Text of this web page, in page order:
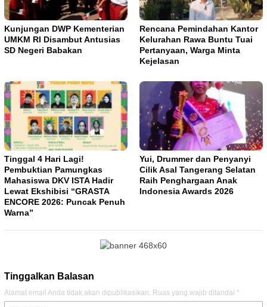
Kunjungan DWP Kementerian
UMKM RI Disambut Antusias
SD Negeri Babakan
Rencana Pemindahan Kantor
Kelurahan Rawa Buntu Tuai
Pertanyaan, Warga Minta
Kejelasan
Tinggal 4 Hari Lagi!
Pembuktian Pamungkas
Mahasiswa DKV ISTA Hadir
Lewat Ekshibisi “GRASTA
ENCORE 2026: Puncak Penuh
Warna”
Yui, Drummer dan Penyanyi
Cilik Asal Tangerang Selatan
Raih Penghargaan Anak
Indonesia Awards 2026
Tinggalkan Balasan
Alamat email Anda tidak akan dipublikasikan. Ruas yang wajib ditandai *